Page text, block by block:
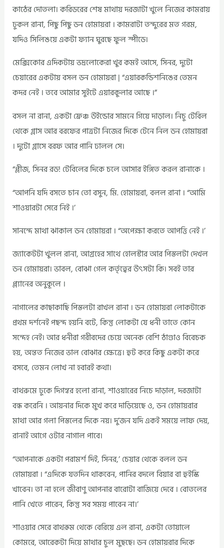
কাঠের দোতলা। করিডরের শেষ মাথায় দরজাটা খুলে নিজের কামরায়
ঢুকল রানা, পিছু পিছু ডন হোমায়রা । কামরাটা তন্দুরের মত গরম,
যদিও সিলিঙয়ে একটা ফ্যান ঘুরছে ফুল স্পীডে।
মেক্সিকোর এদিকটায় ভদ্রলোকেরা খুব কমই আসে, সিনর, দুটো
চেয়ারের একটায় বসল ডন হোমায়রা | “এয়ারকন্ডিশনিঙের তেমন
কদর নেই । তবে আমার সুইটে এয়ারকুলার আছে ।”
বসল না রানা, একটা ফ্রেঞ্চ উইন্ডোর সামনে গিয়ে দাড়াল। নিচু টেবিল
থেকে গ্লাস আর বরফের পাত্রটা নিজের দিকে টেনে নিল ডন হোমায়রা
। দুটো গ্লাসে বরফ আর পানি ঢালল সে।
“প্লীজ, সিনর রড! টেবিলের দিকে চলে আসার ইঙ্গিত করল রানাকে ।
“আপনি যদি বসতে চান তো বসুন, মি. হোমায়রা, বলল রানা । “আমি
শাওয়ারটা সেরে নিই ।’
সানন্দে মাথা ঝাকাল ডন হোমায়রা । “অপেক্ষা করতে আপত্তি নেই ।’
জ্যাকেটটা খুলল রানা, আগ্রহের সাথে হোলস্টার আর পিস্তলটা দেখল
ডন হোমায়রা। ভাবল, বোঝা গেল কর্তৃত্বের উৎসটা কি। সবই তার
প্ল্যানের অনুকূলে ।
নাগালের কাছাকাছি পিস্তলটা রাখল রানা । ডন হোমায়রা লোকটাকে
প্রথম দর্শনেই পছন্দ হয়নি বটে, কিন্তু লোকটা যে ধনী তাতে কোন
সন্দেহ নেই। আর ধনীরা গরীবদের চেয়ে অনেক বেশি ঠাণ্ডাও বিবেচক
হয়, অন্তত নিজের ভাল বোঝার ক্ষেত্রে। হুট করে কিছু একটা করে
বসবে, তেমন লোখ না হবারই কথা।
বাথরুমে ঢুকে দিগন্বর হলো রানা, শাওয়ারের নিচে দাড়াল, দরজাটা
বন্ধ করেনি । আয়নার দিকে মুখ করে দাড়িয়েছে ও, ডন হোমায়রার
মাথা আর গলা পিস্তলের দিকে নয়। দু’জন যদি একই সময়ে লাফ দেয়,
রানাই আগে ওটার নাগাল পাবে।
“আপনাকে একটা পরামর্শ দিই, সিনর,’ চেয়ার থেকে বলল ডন
হোমায়রা । “এদিকে যতদিন থাকবেন, পানির বদলে বিয়ার বা হুইস্কি
খাবেন। তা না হলে জীবাণু আপনার বারোটা বাজিয়ে দেবে । বোতলের
পানি খেতে পারেন, কিন্তু সব সময় পাবেন না।’
শাওয়ার সেরে বাথরূম থেকে বেরিয়ে এল রানা, একটা তোয়ালে
কোমরে, আরেকটা দিয়ে মাথার চুল মুছছে। ডন হোমায়রার দিকে